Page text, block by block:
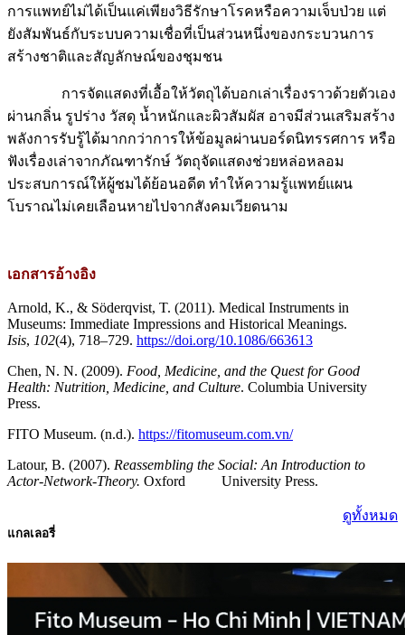
การแพทย์ไม่ได้เป็นแค่เพียงวิธีรักษาโรคหรือความเจ็บป่วย แต่
ยังสัมพันธ์กับระบบความเชื่อที่เป็นส่วนหนึ่งของกระบวนการ
สร้างชาติและสัญลักษณ์ของชุมชน
การจัดแสดงที่เอื้อให้วัตถุได้บอกเล่าเรื่องราวด้วยตัวเอง
ผ่านกลิ่น รูปร่าง วัสดุ น้ำหนักและผิวสัมผัส อาจมีส่วนเสริมสร้าง
พลังการรับรู้ได้มากกว่าการให้ข้อมูลผ่านบอร์ดนิทรรศการ หรือ
ฟังเรื่องเล่าจากภัณฑารักษ์ วัตถุจัดแสดงช่วยหล่อหลอม
ประสบการณ์ให้ผู้ชมได้ย้อนอดีต ทำให้ความรู้แพทย์แผน
โบราณไม่เคยเลือนหายไปจากสังคมเวียดนาม
เอกสารอ้างอิง
Arnold, K., & Söderqvist, T. (2011). Medical Instruments in
Museums: Immediate Impressions and Historical Meanings.
Isis, 102(4), 718–729. https://doi.org/10.1086/663613
Chen, N. N. (2009). Food, Medicine, and the Quest for Good
Health: Nutrition, Medicine, and Culture. Columbia University
Press.
FITO Museum. (n.d.). https://fitomuseum.com.vn/
Latour, B. (2007). Reassembling the Social: An Introduction to
Actor-Network-Theory. Oxford University Press.
แกลเลอรี่
ดูทั้งหมด